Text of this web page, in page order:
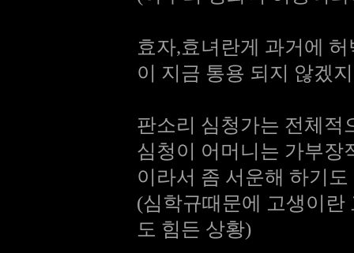
효자,효녀란게 과거에
이 지금 통용 되지 않겠
판소리 심청가는 전체적
심청이 어머니는 가부장
이라서 좀 서운해 하기도
(심학규때문에 고생이란
도 힘든 상황)